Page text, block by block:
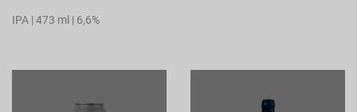
IPA | 473 ml | 6,6%